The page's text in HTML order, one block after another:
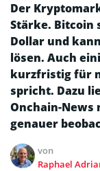
Der
Stärke. Bitcoin
Dollar und
lösen. Auch
kurzfristig für
spricht. Dazu
Onchain-News
genauer
von
Raphael